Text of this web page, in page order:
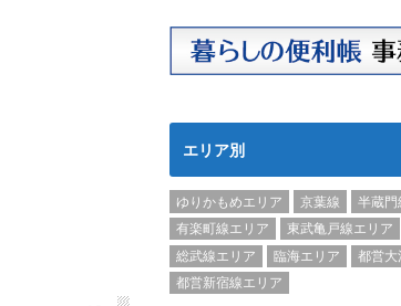
エリア別
ゆりかもめエリア 京葉線
半蔵門
有楽町線エリア
東武亀戸線エリア
総武線エリア
臨海エリア
都営大
都営新宿線エリア